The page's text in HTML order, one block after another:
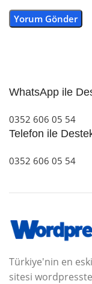
WhatsApp ile
0352 606 05 54
Telefon ile
0352 606 05 54
Türkiye'nin en
sitesi